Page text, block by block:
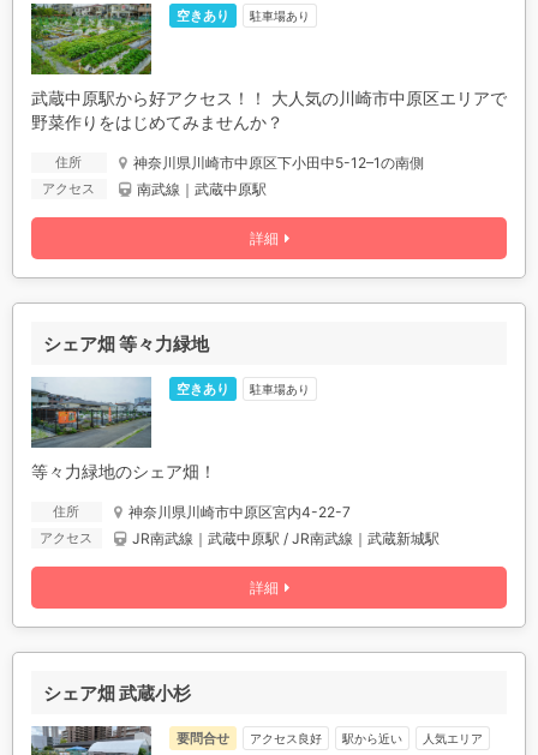
詳細
空きあり 駐車場あり
武蔵中原駅から好アクセス！！ 大人気の川崎市中原区エリアで
野菜作りをはじめてみませんか？
住所 神奈川県川崎市中原区下小田中5-12–1の南側
アクセス 南武線｜武蔵中原駅
シェア畑 等々力緑地
詳細
空きあり 駐車場あり
等々力緑地のシェア畑！
住所 神奈川県川崎市中原区宮内4-22-7
アクセス JR南武線｜武蔵中原駅 / JR南武線｜武蔵新城駅
シェア畑 武蔵小杉
要問合せ アクセス良好 駅から近い 人気エリア